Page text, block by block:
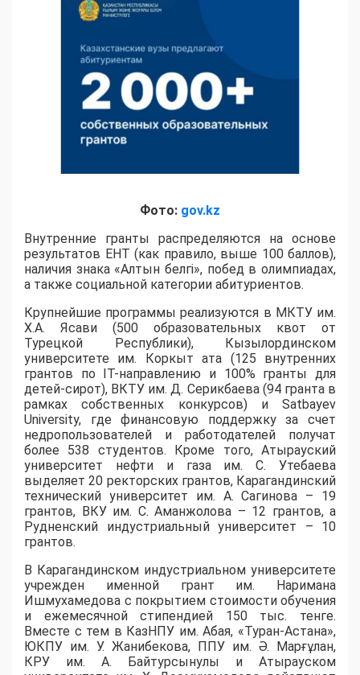
Фото: gov.kz
Внутренние гранты распределяются на основе
результатов ЕНТ (как правило, выше 100 баллов),
наличия знака «Алтын белгі», побед в олимпиадах,
а также социальной категории абитуриентов.
​Крупнейшие программы реализуются в МКТУ им.
Х.А. Ясави (500 образовательных квот от
Турецкой Республики), Кызылординском
университете им. Коркыт ата (125 внутренних
грантов по IT-направлению и 100% гранты для
детей-сирот), ВКТУ им. Д. Серикбаева (94 гранта в
рамках собственных конкурсов) и Satbayev
University, где финансовую поддержку за счет
недропользователей и работодателей получат
более 538 студентов. Кроме того, Атырауский
университет нефти и газа им. С. Утебаева
выделяет 20 ректорских грантов, Карагандинский
технический университет им. А. Сагинова – 19
грантов, ВКУ им. С. Аманжолова – 12 грантов, а
Рудненский индустриальный университет – 10
грантов.
​В Карагандинском индустриальном университете
учрежден именной грант им. Наримана
Ишмухамедова с покрытием стоимости обучения
и ежемесячной стипендией 150 тыс. тенге.
Вместе с тем в КазНПУ им. Абая, «Туран-Астана»,
ЮКПУ им. У. Жанибекова, ППУ им. Ә. Марғұлан,
КРУ им. А. Байтурсынулы и Атырауском